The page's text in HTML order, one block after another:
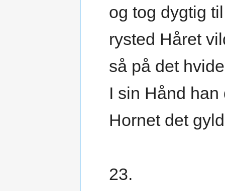
og tog dygtig
rysted Håret
så på det
I sin Hånd han
Hornet det
23.